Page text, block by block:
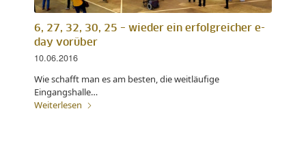
6, 27, 32, 30, 25 – wieder ein erfolgreicher e-
day vorüber
10.06.2016
Wie schafft man es am besten, die weitläufige
Eingangshalle…
Weiterlesen